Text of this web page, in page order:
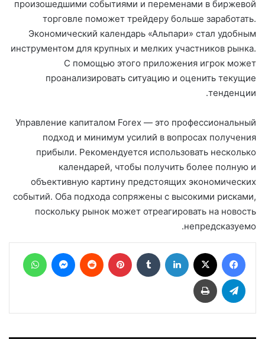
произошедшими событиями и переменами в биржевой
торговле поможет трейдеру больше заработать.
Экономический календарь «Альпари» стал удобным
инструментом для крупных и мелких участников рынка.
С помощью этого приложения игрок может
проанализировать ситуацию и оценить текущие
тенденции.
Управление капиталом Forex — это профессиональный
подход и минимум усилий в вопросах получения
прибыли. Рекомендуется использовать несколько
календарей, чтобы получить более полную и
объективную картину предстоящих экономических
событий. Оба подхода сопряжены с высокими рисками,
поскольку рынок может отреагировать на новость
непредсказуемо.
فيسبوك لينكدإن بينتيريست ماسنجر
تيلقرام طباعة